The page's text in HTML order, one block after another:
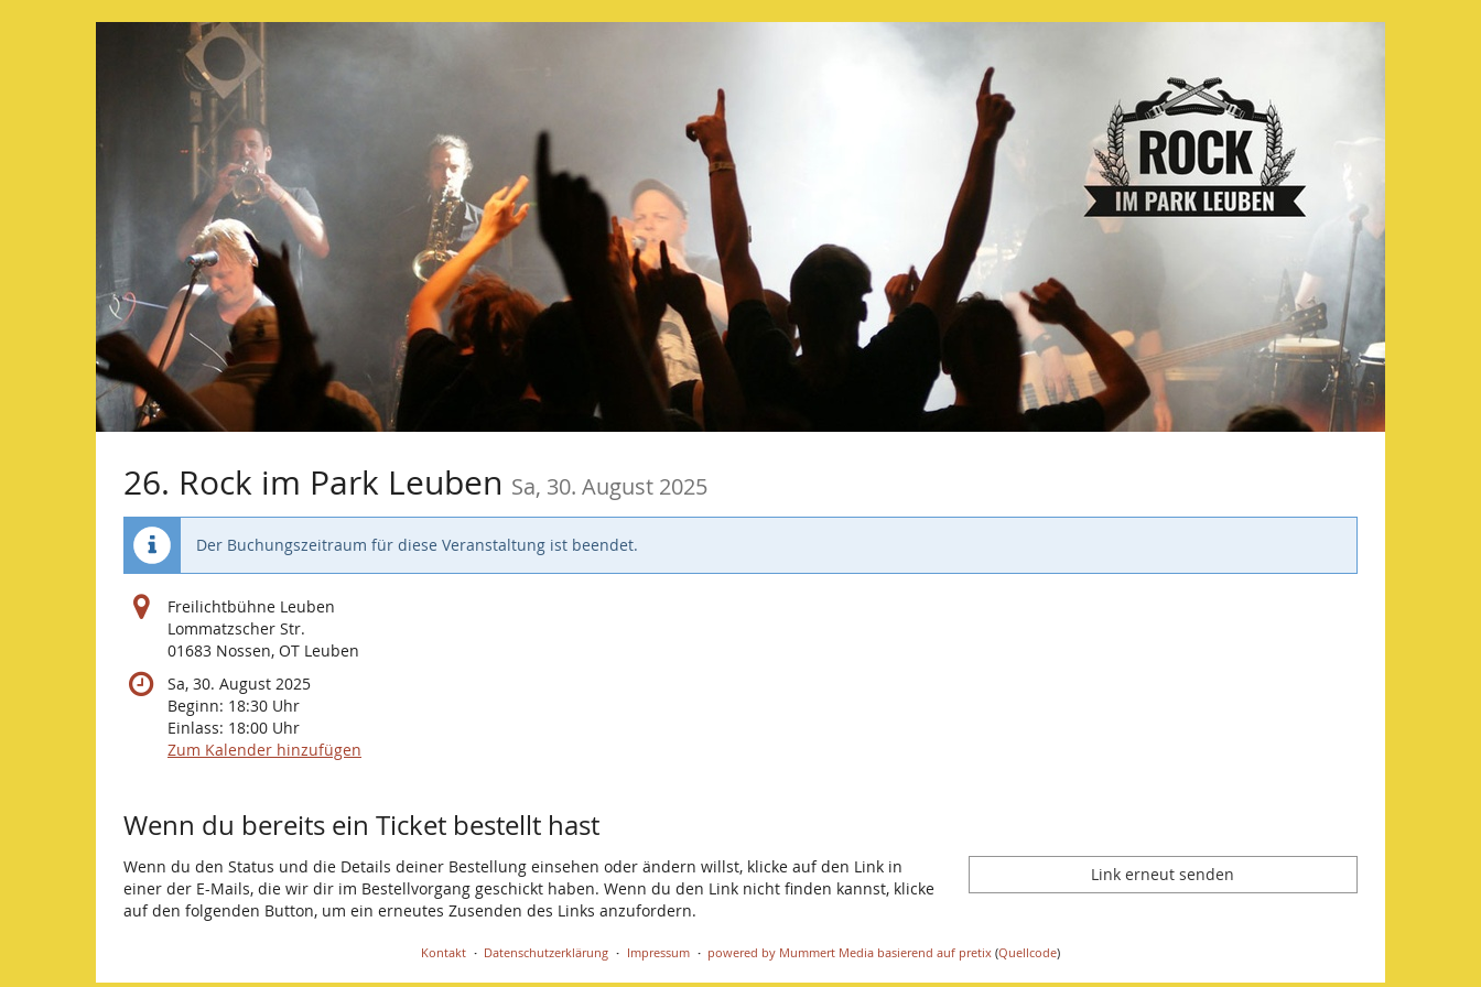
26. Rock im Park Leuben Sa, 30. August 2025
Der Buchungszeitraum für diese Veranstaltung ist beendet.
Freilichtbühne Leuben
Lommatzscher Str.
01683 Nossen, OT Leuben
Sa, 30. August 2025
Beginn: 18:30 Uhr
Einlass: 18:00 Uhr
Zum Kalender hinzufügen
Wenn du bereits ein Ticket bestellt hast
Wenn du den Status und die Details deiner Bestellung einsehen oder ändern willst, klicke auf den Link in
einer der E-Mails, die wir dir im Bestellvorgang geschickt haben. Wenn du den Link nicht finden kannst, klicke
auf den folgenden Button, um ein erneutes Zusenden des Links anzufordern.
Link erneut senden
Kontakt Datenschutzerklärung Impressum powered by Mummert Media basierend auf pretix (Quellcode)